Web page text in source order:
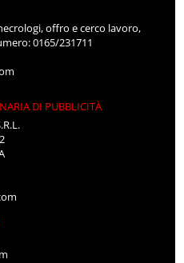
offro e cerco lavoro,
0165/231711
DI PUBBLICITÀ